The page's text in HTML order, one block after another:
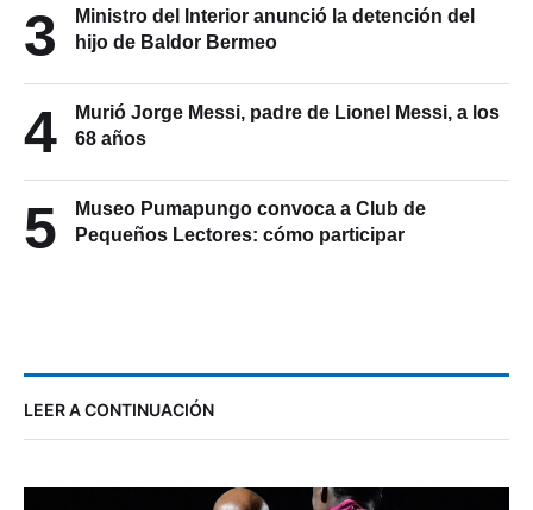
3
Ministro del Interior anunció la detención del
hijo de Baldor Bermeo
4
Murió Jorge Messi, padre de Lionel Messi, a los
68 años
5
Museo Pumapungo convoca a Club de
Pequeños Lectores: cómo participar
LEER A CONTINUACIÓN